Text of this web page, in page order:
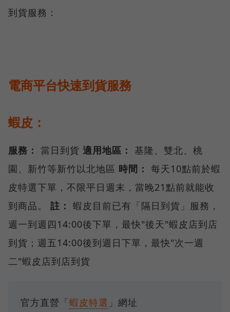
到貨服務：
電商平台快速到貨服務
蝦皮：
服務： 當日到貨 適用地區：
基隆、雙北、桃
園、新竹等新竹以北地區 時間： 每天10點前於蝦
皮特選下單，不限平日週末，當晚21點前就能收
到商品。 註： 蝦皮目前已有「隔日到貨」服務，
週一到週四14:00後下單，最快"後天"蝦皮店到店
到貨；週五14:00後到週日下單，最快"次一週
二"蝦皮店到店到貨
官方直營「蝦皮特選 」網址